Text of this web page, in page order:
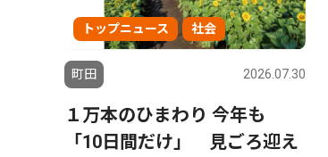
トップニュース 社会
町田 2026.07.30
１万本のひまわり 今年も
「10日間だけ」 見ごろ迎え